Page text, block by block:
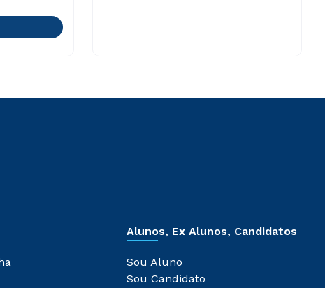
Alunos, Ex Alunos, Candidatos
Sou Aluno
Sou Candidato